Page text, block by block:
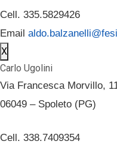
Cell. 335.5829426
Email
X
Carlo Ugolini
Via Francesca Morvillo,
06049 – Spoleto (PG)
Cell. 338.7409354